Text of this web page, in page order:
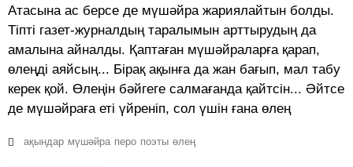
Атасына ас берсе де мүшәйра жариялайтын болды.
Тіпті газет-журналдың таралымын арттырудың да
амалына айналды. Қаптаған мүшәйраларға қарап,
өлеңді аяйсың... Бірақ ақынға да жан бағып, мал табу
керек қой. Өлеңін бәйгеге салмағанда қайтсін... Әйтсе
де мүшәйраға еті үйреніп, сол үшін ғана өлең
ақындар мүшәйра перо поэты өлең